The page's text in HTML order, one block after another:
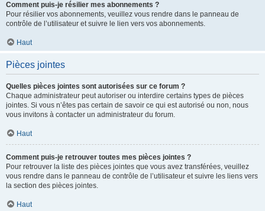
Comment puis-je résilier mes abonnements ?
Pour résilier vos abonnements, veuillez vous rendre dans le panneau de
contrôle de l’utilisateur et suivre le lien vers vos abonnements.
Haut
Pièces jointes
Quelles pièces jointes sont autorisées sur ce forum ?
Chaque administrateur peut autoriser ou interdire certains types de pièces
jointes. Si vous n’êtes pas certain de savoir ce qui est autorisé ou non, nous
vous invitons à contacter un administrateur du forum.
Haut
Comment puis-je retrouver toutes mes pièces jointes ?
Pour retrouver la liste des pièces jointes que vous avez transférées, veuillez
vous rendre dans le panneau de contrôle de l’utilisateur et suivre les liens vers
la section des pièces jointes.
Haut